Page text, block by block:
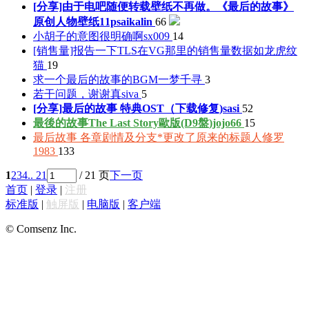
[分享]由于电吧随便转载壁纸不再做。《最后的故事》
原创人物壁纸11psaikalin 66
小胡子的意图很明确啊sx009 14
[销售量]报告一下TLS在VG那里的销售量数据如龙虎纹
猫 19
求一个最后的故事的BGM一梦千寻 3
若干问题，谢谢真siva 5
[分享]最后的故事 特典OST（下载修复)sasi 52
最後的故事The Last Story歐版(D9盤)jojo66 15
最后故事 各章剧情及分支*更改了原来的标题 人修罗
1983 133
1234.. 21 / 21 页下一页
首页 | 登录 | 注册
标准版 | 触屏版 | 电脑版 | 客户端
© Comsenz Inc.